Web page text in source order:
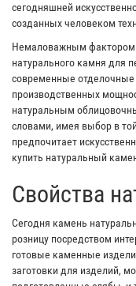
сегодняшней
созданных человеком
Немаловажным фактором
натурального камня для
современные
производственных
натуральным
словами, имея выбор в
предпочитает
купить натуральный
Свойства
Сегодня камень
розницу посредством
готовые каменные
заготовки для изделий,